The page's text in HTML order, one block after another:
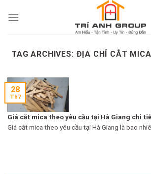
TAG ARCHIVES: ĐỊA CHỈ CẮT
Giá cắt mica theo yêu cầu tại Hà Giang chi
Giá cắt mica theo yêu cầu tại Hà Giang là bao
28
Th7